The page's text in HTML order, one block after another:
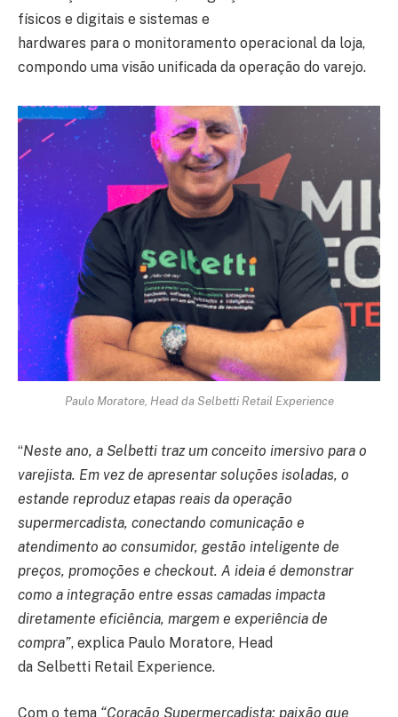
físicos e digitais e sistemas e
hardwares para o monitoramento operacional da loja,
compondo uma visão unificada da operação do varejo.
Paulo Moratore, Head da Selbetti Retail Experience
“Neste ano, a Selbetti traz um conceito imersivo para o
varejista. Em vez de apresentar soluções isoladas, o
estande reproduz etapas reais da operação
supermercadista, conectando comunicação e
atendimento ao consumidor, gestão inteligente de
preços, promoções e checkout. A ideia é demonstrar
como a integração entre essas camadas impacta
diretamente eficiência, margem e experiência de
compra”, explica Paulo Moratore, Head
da Selbetti Retail Experience.
Com o tema “Coração Supermercadista: paixão que